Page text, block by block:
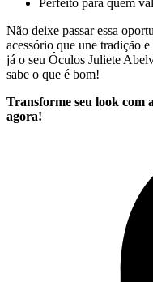
Não deixe passar essa
acessório que une tradição
já o seu Óculos Juliete
sabe o que é bom!
Transforme seu look com
agora!